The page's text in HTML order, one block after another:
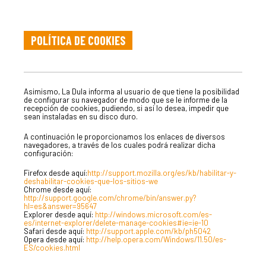
POLÍTICA DE COOKIES
Asimismo, La Dula informa al usuario de que tiene la posibilidad
de configurar su navegador de modo que se le informe de la
recepción de cookies, pudiendo, si así lo desea, impedir que
sean instaladas en su disco duro.
A continuación le proporcionamos los enlaces de diversos
navegadores, a través de los cuales podrá realizar dicha
configuración:
Firefox desde aquí:http://support.mozilla.org/es/kb/habilitar-y-
deshabilitar-cookies-que-los-sitios-we
Chrome desde aquí:
http://support.google.com/chrome/bin/answer.py?
hl=es&answer=95647
Explorer desde aquí: http://windows.microsoft.com/es-
es/internet-explorer/delete-manage-cookies#ie=ie-10
Safari desde aquí: http://support.apple.com/kb/ph5042
Opera desde aquí: http://help.opera.com/Windows/11.50/es-
ES/cookies.html